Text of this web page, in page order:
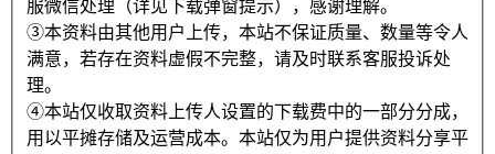
服微信处理（详见下载弹窗提示），感谢理解。
③本资料由其他用户上传，本站不保证质量、数量等令人
满意，若存在资料虚假不完整，请及时联系客服投诉处
理。
④本站仅收取资料上传人设置的下载费中的一部分分成，
用以平摊存储及运营成本。本站仅为用户提供资料分享平